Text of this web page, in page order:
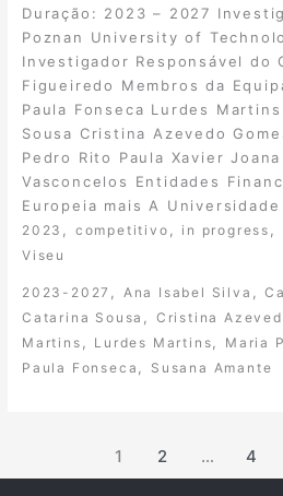
Duração: 2023 – 2027
Poznan University of
Investigador Responsável do
Figueiredo Membros da
Paula Fonseca Lurdes
Sousa Cristina Azevedo
Pedro Rito Paula Xavier
Vasconcelos Entidades
Europeia mais A
2023 competitivo in progress
Viseu
2023-2027 Ana Isabel Silva ,
Catarina Sousa Cristina
Martins
Lurdes Martins Maria
Paula Fonseca Susana Amante
1 2 … 4